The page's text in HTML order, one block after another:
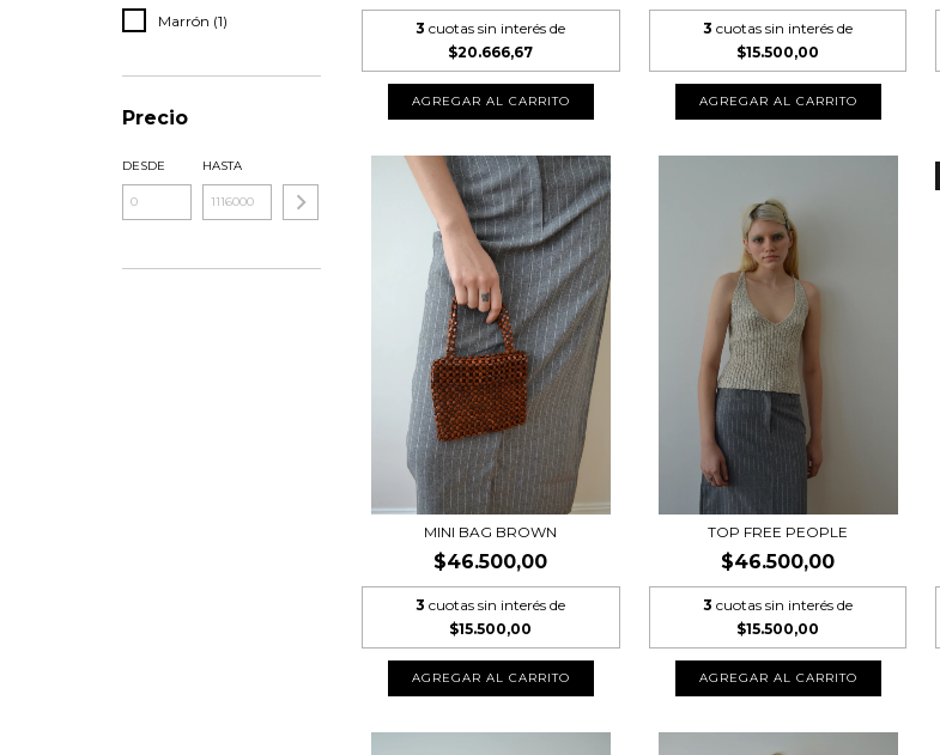
Marrón (1)
Precio
DESDE HASTA
3 cuotas sin interés de
$20.666,67
3 cuotas sin interés de
$15.500,00
MINI BAG BROWN
$46.500,00
3 cuotas sin interés de
$15.500,00
TOP FREE PEOPLE
$46.500,00
3 cuotas sin interés de
$15.500,00